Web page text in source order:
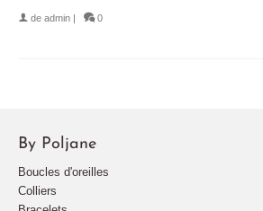
de admin | 0
By Poljane
Boucles d'oreilles
Colliers